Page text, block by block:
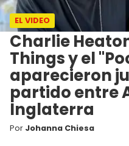
EL VIDEO
Charlie
Things y el
aparecieron
partido entre
Inglaterra
Por Johanna Chiesa